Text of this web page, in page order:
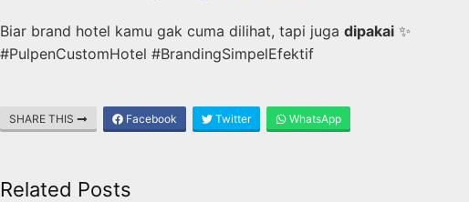
Biar brand hotel kamu gak cuma dilihat, tapi juga dipakai ✨
#PulpenCustomHotel #BrandingSimpelEfektif
SHARE THIS Facebook Twitter WhatsApp
Related Posts